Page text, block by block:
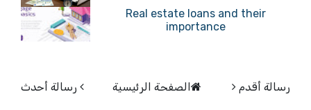
Real estate loans and their
importance
رسالة أحدث رسالة أقدم الصفحة الرئيسية